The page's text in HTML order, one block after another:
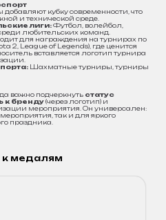
кубку современности, что
и технической среде.
лиги:Футбол, волейбол,
любительских команд.
для награждения на турнирах по
2, League of Legends), где ценится
вставляется логотип турнира
Шахматные турниры, турниры
важно подчеркнуть статус
к бренду(через логотип) и
мероприятия. Он универсален:
так и для яркого
праздника.
к медалям